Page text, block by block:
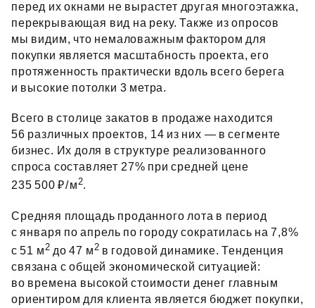
перед их окнами не вырастет другая многоэтажка,
перекрывающая вид на реку. Также из опросов
мы видим, что немаловажным фактором для
покупки является масштабность проекта, его
протяженность практически вдоль всего берега
и высокие потолки 3 метра.
Всего в столице закатов в продаже находится
56 различных проектов, 14 из них — в сегменте
бизнес. Их доля в структуре реализованного
спроса составляет 27% при средней цене
235 500 ₽⁠/⁠м2.
Средняя площадь проданного лота в период
с января по апрель по городу сократилась на 7,8%
с 51 м 2 до 47 м 2 в годовой динамике. Тенденция
связана с общей экономической ситуацией:
во времена высокой стоимости денег главным
ориентиром для клиента является бюджет покупки,